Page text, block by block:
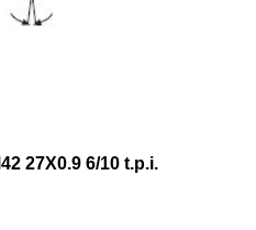
27X0.9 6/10 t.p.i.